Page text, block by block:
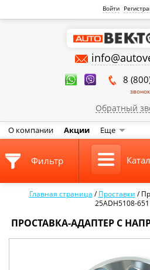
Войти
8
Обратный
О компании Акции Еще
Главная страница /Проставки /
25ADH5108-
ПРОСТАВКА-АДАПТЕР С НАПР.
Фильтр